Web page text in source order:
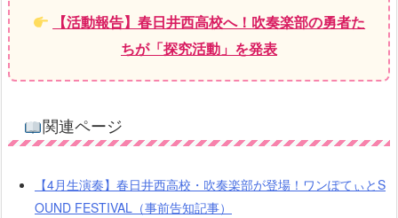
【活動報告】春日井西高校へ！吹奏楽部の勇者た
ちが「探究活動」を発表
関連ページ
【4月生演奏】春日井西高校・吹奏楽部が登場！ワンぽてぃとS
OUND FESTIVAL（事前告知記事）